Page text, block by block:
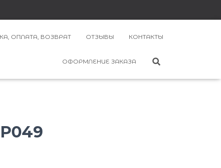
ОПЛАТА, ВОЗВРАТ ОТЗЫВЫ КОНТАКТЫ
ОФОРМЛЕНИЕ ЗАКАЗА